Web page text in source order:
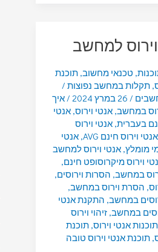
למחשב
, טכנאי מחשוב,תוכנת
,תקלות במחשב נפוצות /
/ 26 במרץ 2024 /איך
במחשב,אנטי וירוס,אנטי
בעברית,אנטי וירוס
אנטי וירוס חינם AVG ,אנטי
מומלץ,אנטי וירוס למחשב
וירוס מיקרוסופט חינם,
במחשב, הסרות וירוסים,
, הסרת וירוס במחשב,
במחשב, התקנת אנטי
במחשב,זיהוי וירוס
תוכנות אנטי וירוס,תוכנת
,תוכנת אנטי וירוס טובה